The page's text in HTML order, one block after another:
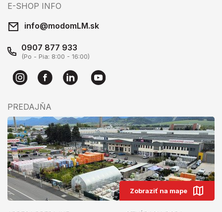
E-SHOP INFO
info@modomLM.sk
0907 877 933
(Po - Pia: 8:00 - 16:00)
PREDAJŇA
Zobraziť na mape